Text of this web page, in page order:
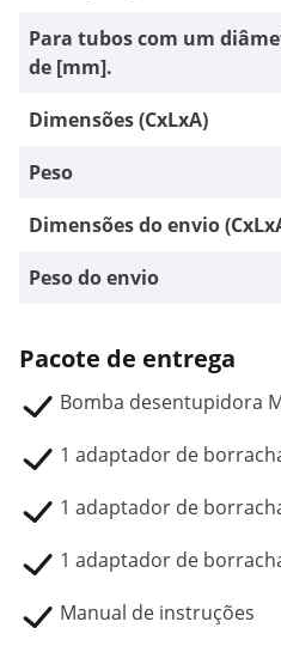
Para tubos com um
de [mm].
Dimensões (CxLxA)
Peso
Dimensões do envio
Peso do envio
Pacote de entrega
Bomba desentupidora
1 adaptador de
1 adaptador de
1 adaptador de
Manual de instruções